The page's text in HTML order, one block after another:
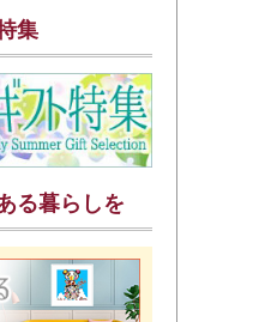
集
る暮らしを